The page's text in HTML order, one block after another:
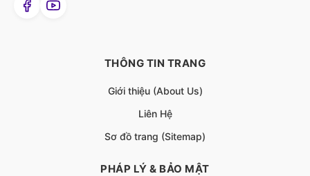
THÔNG TIN TRANG
Giới thiệu (About Us)
Liên Hệ
Sơ đồ trang (Sitemap)
PHÁP LÝ & BẢO MẬT